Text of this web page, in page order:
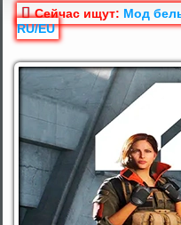
Сейчас ищут: Mод
RU/EU